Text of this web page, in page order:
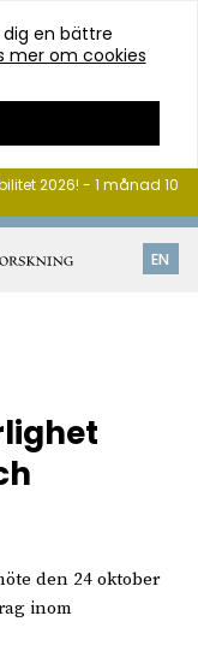
en bättre
mer om cookies
EN
2026! - 1 månad 10
den 24 oktober
inom